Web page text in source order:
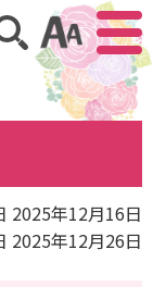
アクセ
サイト内検索
2025年12月16日
2025年12月26日